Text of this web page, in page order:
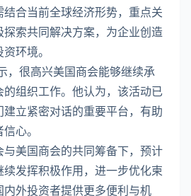
合当前全球经济形势，重点关
探索共同解决方案，为企业创造
环境。
，很高兴美国商会能够继续承
组织工作。他认为，该活动已
立紧密对话的重要平台，有助
心。
美国商会的共同筹备下，预计
续发挥积极作用，进一步优化柬
外投资者提供更多便利与机